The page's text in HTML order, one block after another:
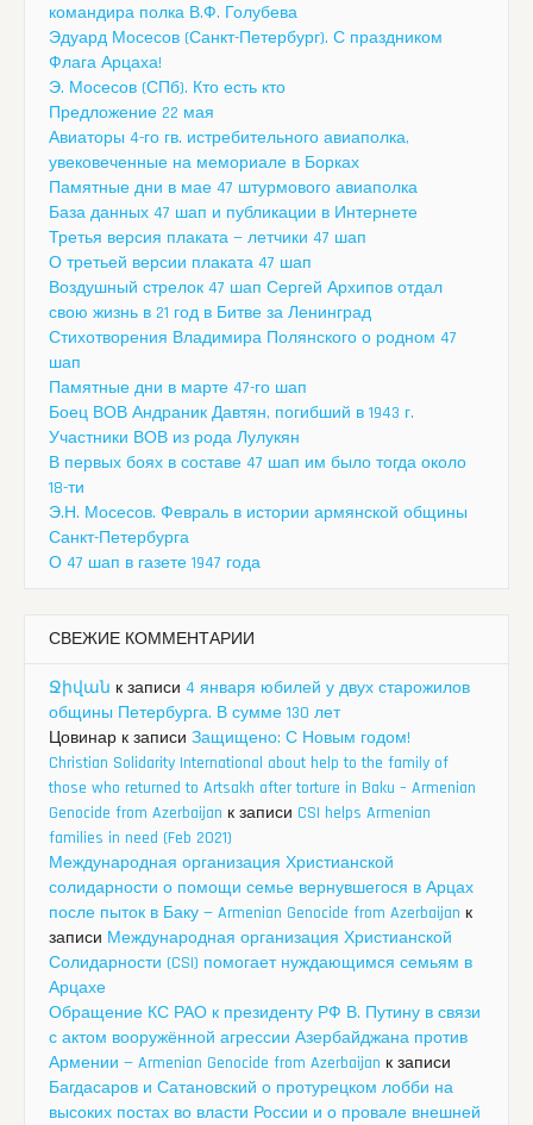
командира полка В.Ф. Голубева
Эдуард Мосесов (Санкт-Петербург). С праздником
Флага Арцаха!
Э. Мосесов (СПб). Кто есть кто
Предложение 22 мая
Авиаторы 4-го гв. истребительного авиаполка,
увековеченные на мемориале в Борках
Памятные дни в мае 47 штурмового авиаполка
База данных 47 шап и публикации в Интернете
Третья версия плаката — летчики 47 шап
О третьей версии плаката 47 шап
Воздушный стрелок 47 шап Сергей Архипов отдал
свою жизнь в 21 год в Битве за Ленинград
Стихотворения Владимира Полянского о родном 47
шап
Памятные дни в марте 47-го шап
Боец ВОВ Андраник Давтян, погибший в 1943 г.
Участники ВОВ из рода Лулукян
В первых боях в составе 47 шап им было тогда около
18-ти
Э.Н. Мосесов. Февраль в истории армянской общины
Санкт-Петербурга
О 47 шап в газете 1947 года
СВЕЖИЕ КОММЕНТАРИИ
Ջիվան к записи 4 января юбилей у двух старожилов
общины Петербурга. В сумме 130 лет
Цовинар к записи Защищено: С Новым годом!
Christian Solidarity International about help to the family of
those who returned to Artsakh after torture in Baku – Armenian
Genocide from Azerbaijan к записи CSI helps Armenian
families in need (Feb 2021)
Международная организация Христианской
солидарности о помощи семье вернувшегося в Арцах
после пыток в Баку — Armenian Genocide from Azerbaijan к
записи Международная организация Христианской
Солидарности (CSI) помогает нуждающимся семьям в
Арцахе
Обращение КС РАО к президенту РФ В. Путину в связи
с актом вооружённой агрессии Азербайджана против
Армении — Armenian Genocide from Azerbaijan к записи
Багдасаров и Сатановский о протурецком лобби на
высоких постах во власти России и о провале внешней